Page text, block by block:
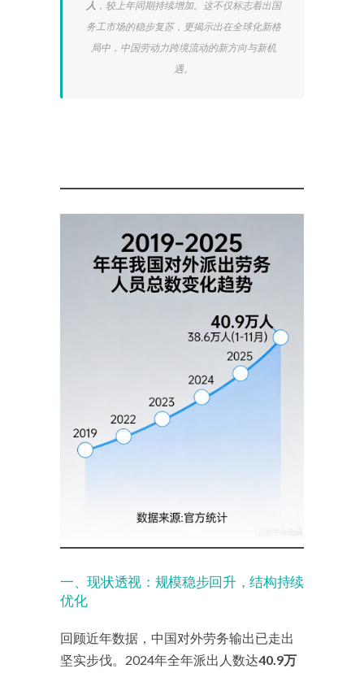
人 ，较上年同期持续增加。这不仅标志着出国
务工市场的稳步复苏，更揭示出在全球化新格
局中，中国劳动力跨境流动的新方向与新机
遇。
一、现状透视：规模稳步回升，结构持续
优化
回顾近年数据，中国对外劳务输出已走出
坚实步伐。2024年全年派出人数达40.9万